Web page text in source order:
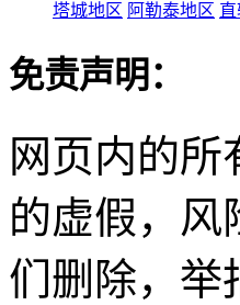
塔城地区 阿勒泰地区
免责声明：
网页内的
的虚假，风
们删除，举